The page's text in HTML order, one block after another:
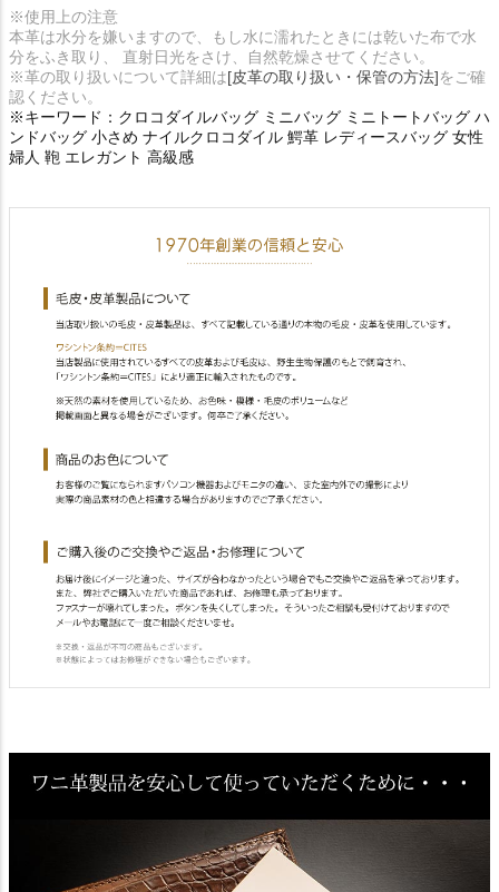
※使用上の注意
本革は水分を嫌いますので、もし水に濡れたときには乾いた布で水
分をふき取り、 直射日光をさけ、自然乾燥させてください。
※革の取り扱いについて詳細は[皮革の取り扱い・保管の方法]をご確
認ください。
※キーワード：クロコダイルバッグ ミニバッグ ミニトートバッグ ハ
ンドバッグ 小さめ ナイルクロコダイル 鰐革 レディースバッグ 女性
婦人 鞄 エレガント 高級感